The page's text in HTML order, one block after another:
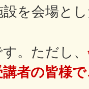
を会場と
。ただし、
者の皆様